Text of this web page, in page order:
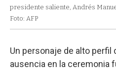
presidente saliente, Andrés
Foto: AFP
Un personaje de alto perfil
ausencia en la ceremonia